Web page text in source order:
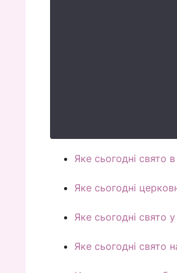
Яке сьогодні свято в
Яке сьогодні
Яке сьогодні свято у
Яке сьогодні свято